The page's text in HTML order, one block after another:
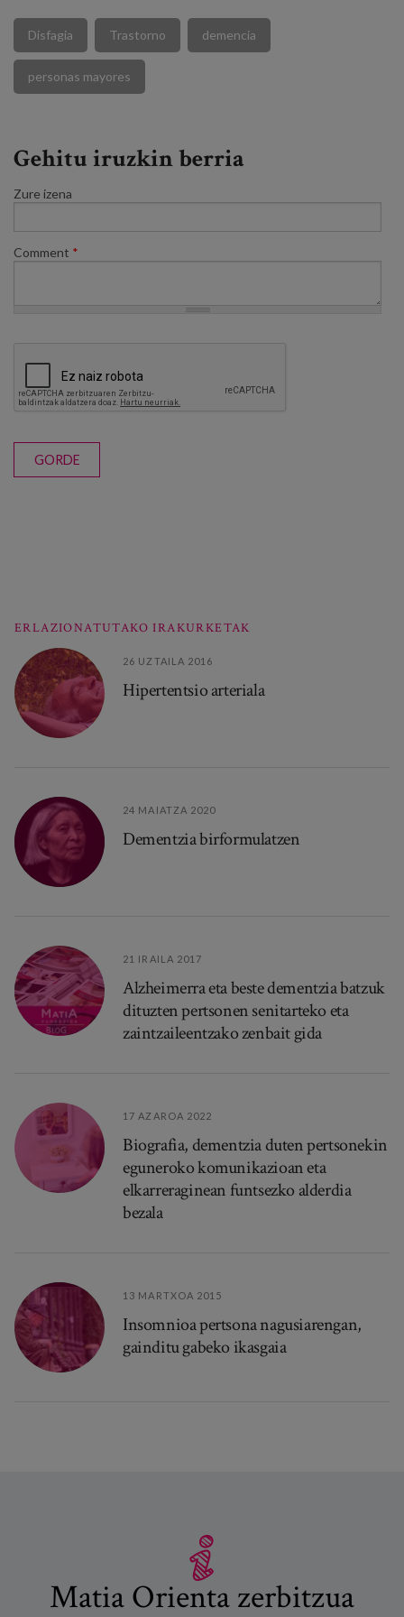
Disfagia Trastorno demencia
personas mayores
Gehitu iruzkin berria
Zure izena
Comment *
GORDE
ERLAZIONATUTAKO IRAKURKETAK
26 UZTAILA 2016
Hipertentsio arteriala
24 MAIATZA 2020
Dementzia birformulatzen
21 IRAILA 2017
Alzheimerra eta beste dementzia batzuk
dituzten pertsonen senitarteko eta
zaintzaileentzako zenbait gida
17 AZAROA 2022
Biografia, dementzia duten pertsonekin
eguneroko komunikazioan eta
elkarreraginean funtsezko alderdia
bezala
13 MARTXOA 2015
Insomnioa pertsona nagusiarengan,
gainditu gabeko ikasgaia
Matia Orienta zerbitzua